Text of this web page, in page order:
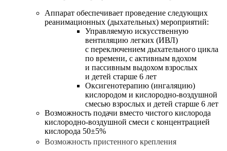
Аппарат обеспечивает проведение следующих
реанимационных (дыхательных) мероприятий:
Управляемую искусственную
вентиляцию легких (ИВЛ)
с переключением дыхательного цикла
по времени, с активным вдохом
и пассивным выдохом взрослых
и детей старше 6 лет
Оксигенотерапию (ингаляцию)
кислородом и кислородно-воздушной
смесью взрослых и детей старше 6 лет
Возможность подачи вместо чистого кислорода
кислородно-воздушной смеси с концентрацией
кислорода 50±5%
Возможность пристенного крепления